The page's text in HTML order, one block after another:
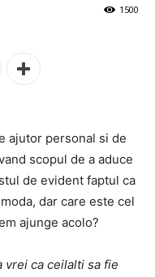
1500
ajutor personal si de
scopul de a aduce
de evident faptul ca
dar care este cel
ajunge acolo?
vrei ca ceilalti sa fie